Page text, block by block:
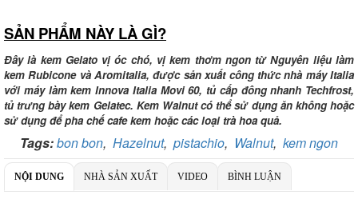
Ngân hàng Ngoại thương Việt Nam
Chi nhánh:
Chủ TK:
Công ty TNHH TADAVINA
Số TK:
069 1000 886 001
Ngân hàng Ngoại thương Việt Nam
Chi nhánh:
Chi nhánh Tây Hà Nội
Chủ TK:
Công ty TNHH MENMOT
Số TK:
069 1000 811 888
Ngân hàng TMCP Việt Nam Thịnh Vượng
SẢN PHẨM NÀY LÀ GÌ?
Đây là kem Gelato vị óc chó, vị kem thơm ngon từ Nguyên liệu làm
kem Rubicone và Aromitalia, được sản xuất công thức nhà máy Italia
với máy làm kem Innova Italia Movi 60, tủ cấp đông nhanh Techfrost,
tủ trưng bày kem Gelatec. Kem Walnut có thể sử dụng ăn không hoặc
sử dụng để pha chế cafe kem hoặc các loại trà hoa quả.
Tags:bon bon, Hazelnut, pistachio, Walnut, kem ngon
NỘI DUNG NHÀ SẢN XUẤT VIDEO BÌNH LUẬN